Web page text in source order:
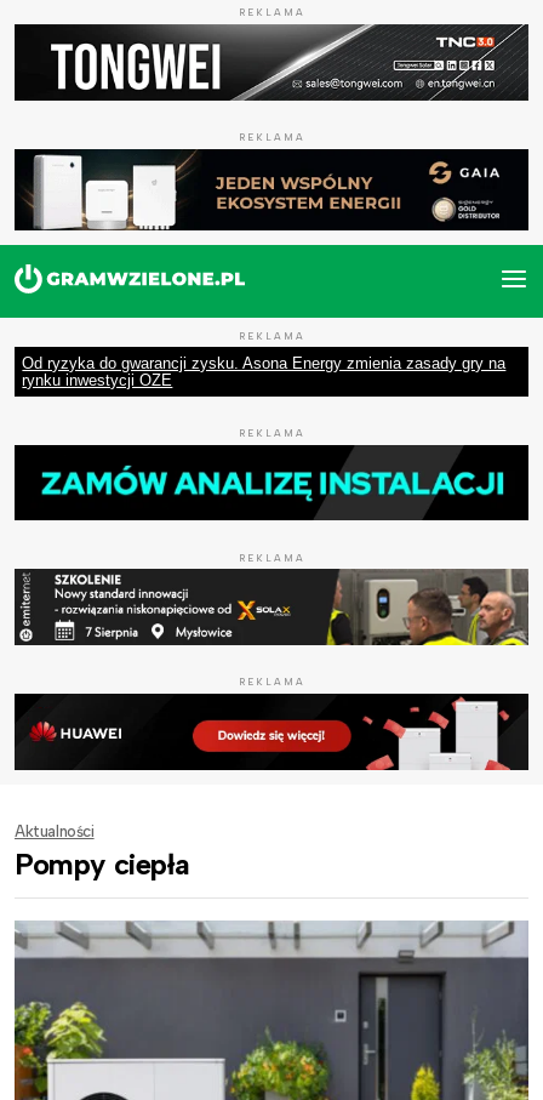
REKLAMA
REKLAMA
REKLAMA
Od ryzyka do gwarancji zysku. Asona Energy zmienia zasady gry na
rynku inwestycji OZE
REKLAMA
REKLAMA
REKLAMA
Aktualności
Pompy ciepła